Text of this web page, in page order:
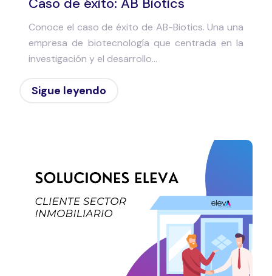
Conoce el caso de éxito de AB-Biotics. Una una
empresa de biotecnología que centrada en la
investigación y el desarrollo...
Sigue leyendo